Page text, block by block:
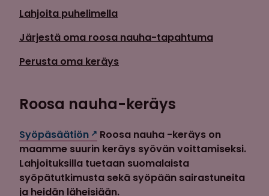
Lahjoita puhelimella
Järjestä oma roosa nauha-tapahtuma
Perusta oma keräys
Roosa nauha-keräys
Syöpäsäätiön
Roosa nauha -keräys on
maamme suurin keräys syövän voittamiseksi.
Lahjoituksilla tuetaan suomalaista
syöpätutkimusta sekä syöpään sairastuneita
ja heidän läheisiään.